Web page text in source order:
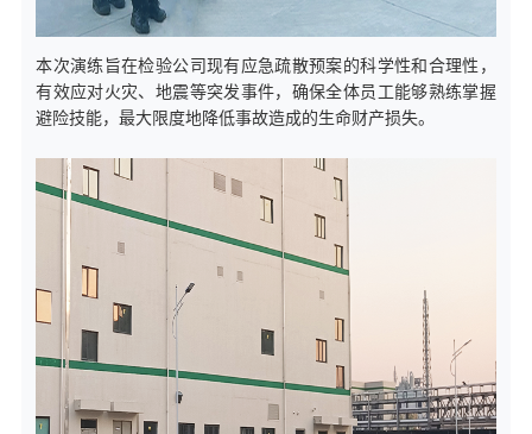
本次演练旨在检验公司现有应急疏散预案的科学性和合理性，
有效应对火灾、地震等突发事件，确保全体员工能够熟练掌握
避险技能，最大限度地降低事故造成的生命财产损失。